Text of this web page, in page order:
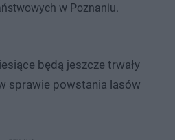
w Poznaniu.
będą jeszcze trwały
sprawie powstania lasów